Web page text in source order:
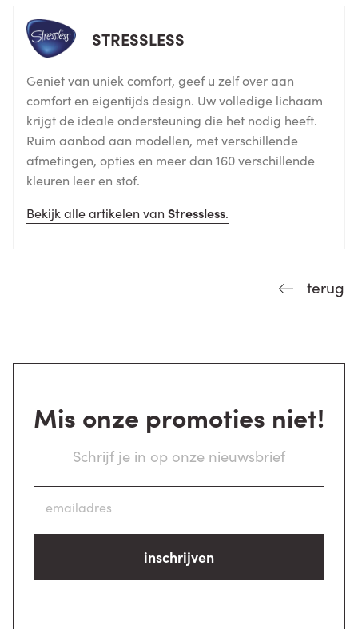
STRESSLESS
Geniet van uniek comfort, geef u zelf over aan
comfort en eigentijds design. Uw volledige lichaam
krijgt de ideale ondersteuning die het nodig heeft.
Ruim aanbod aan modellen, met verschillende
afmetingen, opties en meer dan 160 verschillende
kleuren leer en stof.
Bekijk alle artikelen van Stressless.
terug
Mis onze promoties niet!
Schrijf je in op onze nieuwsbrief
inschrijven